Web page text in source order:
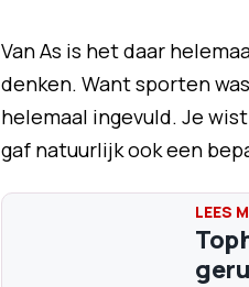
Van As is het daar
denken. Want sporten
helemaal ingevuld. Je
gaf natuurlijk ook een